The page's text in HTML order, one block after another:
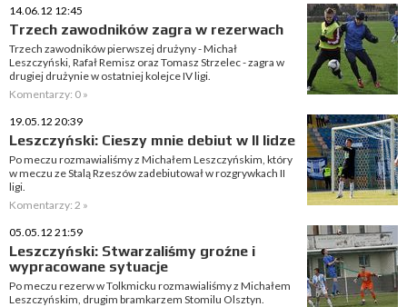
14.06.12 12:45
Trzech zawodników zagra w rezerwach
Trzech zawodników pierwszej drużyny - Michał
Leszczyński, Rafał Remisz oraz Tomasz Strzelec - zagra w
drugiej drużynie w ostatniej kolejce IV ligi.
Komentarzy: 0 »
19.05.12 20:39
Leszczyński: Cieszy mnie debiut w II lidze
Po meczu rozmawialiśmy z Michałem Leszczyńskim, który
w meczu ze Stalą Rzeszów zadebiutował w rozgrywkach II
ligi.
Komentarzy: 2 »
05.05.12 21:59
Leszczyński: Stwarzaliśmy groźne i
wypracowane sytuacje
Po meczu rezerw w Tolkmicku rozmawialiśmy z Michałem
Leszczyńskim, drugim bramkarzem Stomilu Olsztyn.